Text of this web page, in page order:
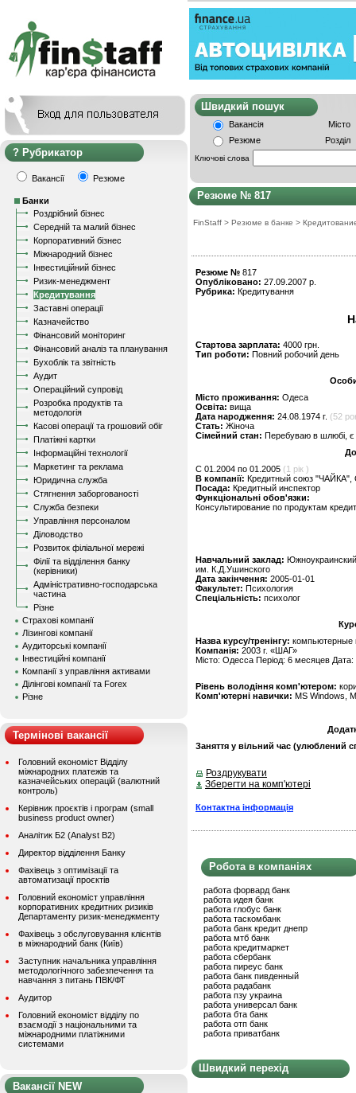
Рубрикатор
Вакансії Резюме
Банки
Роздрібний бізнес
Середній та малий бізнес
Корпоративний бізнес
Міжнародний бізнес
Інвестиційний бізнес
Ризик-менеджмент
Кредитування
Заставні операції
Казначейство
Фінансовий моніторинг
Фінансовий аналіз та планування
Бухоблік та звітність
Аудит
Операційний супровід
Розробка продуктів та
методологія
Касові операції та грошовий обіг
Платіжні картки
Інформаційні технології
Маркетинг та реклама
Юридична служба
Стягнення заборгованості
Служба безпеки
Управління персоналом
Діловодство
Розвиток філіальної мережі
Філії та відділення банку
(керівники)
Адміністративно-господарська
частина
Різне
Страхові компанії
Лізингові компанії
Аудиторські компанії
Інвестиційні компанії
Компанії з управління активами
Ділінгові компанії та Forex
Різне
Термінові вакансії
Головний економіст Відділу
міжнародних платежів та
казначейських операцій (валютний
контроль)
Керівник проєктів і програм (small
business product owner)
Аналітик Б2 (Analyst B2)
Директор відділення Банку
Фахівець з оптимізації та
автоматизації проєктів
Головний економіст управління
корпоративних кредитних ризиків
Департаменту ризик-менеджменту
Фахівець з обслуговування клієнтів
в міжнародний банк (Київ)
Заступник начальника управління
методологічного забезпечення та
навчання з питань ПВК/ФТ
Аудитор
Головний економіст відділу по
взаємодії з національними та
міжнародними платіжними
системами
Вакансії NEW
Швидкий
Вакансія
Місто
Резюме
Розділ
Ключові слова
Резюме № 817
FinStaff > Резюме в банке >
Резюме № 817
Опубліковано: 27.09.2007 р.
Рубрика: Кредитування
Стартова зарплата: 4000 грн.
Тип роботи: Повний робочий день
Місто проживання: Одеса
Освіта: вища
Дата народження: 24.08.1974 г. (52
Стать: Жіноча
Сімейний стан: Перебуваю в шлюбі, є
C 01.2004 по 01.2005 (1 рік )
В компанії: Кредитный союз "ЧАЙКА",
Посада: Кредитный инспектор
Функціональні обов'язки:
Консультирование по продуктам
Навчальний заклад: Южноукраинский
им. К.Д.Ушинского
Дата закінчення: 2005-01-01
Факультет: Психология
Спеціальність: психолог
Назва курсу/тренінгу: компьютерные
Компанія: 2003 г. «ШАГ»
Місто: Одесса Період: 6 месяцев Дата:
Рівень володіння комп'ютером:
Комп'ютерні навички: MS Windows,
Заняття у вільний час (улюблений
Роздрукувати
Зберегти на комп'ютері
Контактна інформація
Робота в компаніях
работа форвард банк
работа идея банк
работа глобус банк
работа таскомбанк
работа банк кредит днепр
работа мтб банк
работа кредитмаркет
работа сбербанк
работа пиреус банк
работа банк пивденный
работа радабанк
работа пзу украина
работа универсал банк
работа бта банк
работа отп банк
работа приватбанк
Швидкий перехід